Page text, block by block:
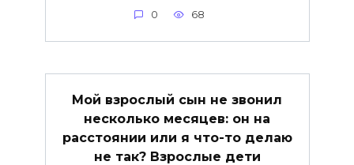
0 68
Мой взрослый сын не звонил
несколько месяцев: он на
расстоянии или я что-то делаю
не так? Взрослые дети